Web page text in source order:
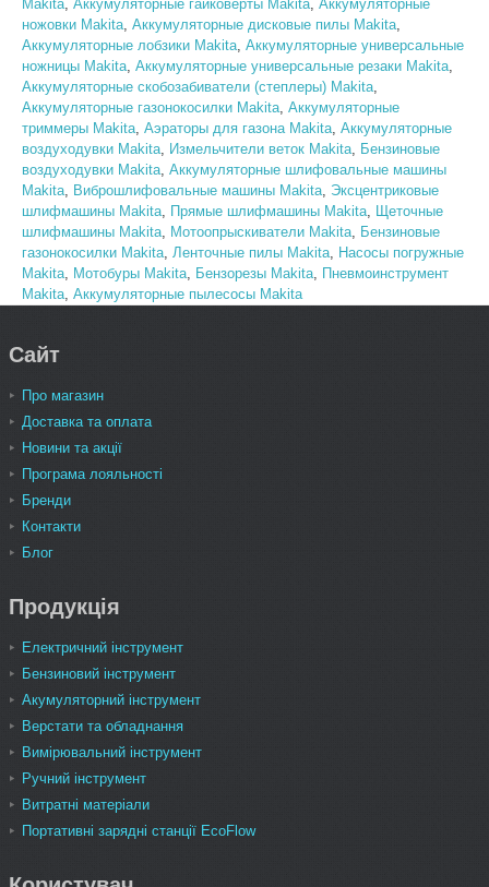
Makita, Аккумуляторные гайковерты Makita, Аккумуляторные
ножовки Makita, Аккумуляторные дисковые пилы Makita,
Аккумуляторные лобзики Makita, Аккумуляторные универсальные
ножницы Makita, Аккумуляторные универсальные резаки Makita,
Аккумуляторные скобозабиватели (степлеры) Makita,
Аккумуляторные газонокосилки Makita, Аккумуляторные
триммеры Makita, Аэраторы для газона Makita, Аккумуляторные
воздуходувки Makita, Измельчители веток Makita, Бензиновые
воздуходувки Makita, Аккумуляторные шлифовальные машины
Makita, Виброшлифовальные машины Makita, Эксцентриковые
шлифмашины Makita, Прямые шлифмашины Makita, Щеточные
шлифмашины Makita, Мотоопрыскиватели Makita, Бензиновые
газонокосилки Makita, Ленточные пилы Makita, Насосы погружные
Makita, Мотобуры Makita, Бензорезы Makita, Пневмоинструмент
Makita, Аккумуляторные пылесосы Makita
Сайт
Про магазин
Доставка та оплата
Новини та акції
Програма лояльності
Бренди
Контакти
Блог
Продукція
Електричний інструмент
Бензиновий інструмент
Акумуляторний інструмент
Верстати та обладнання
Вимірювальний інструмент
Ручний інструмент
Витратні матеріали
Портативні зарядні станції EcoFlow